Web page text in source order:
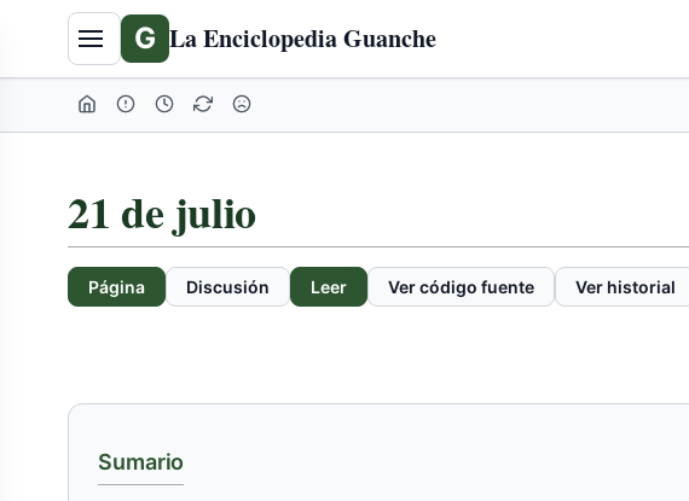
G La Enciclopedia Guanche
21 de julio
Página Discusión Leer Ver código fuente Ver historial
Sumario
contenidos
expandida